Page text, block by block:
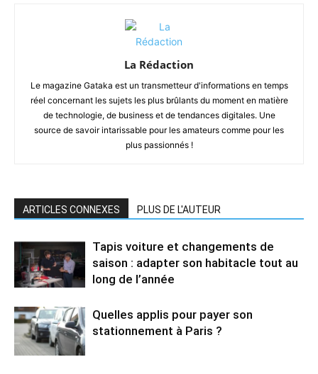
La Rédaction
Le magazine Gataka est un transmetteur d'informations en temps
réel concernant les sujets les plus brûlants du moment en matière
de technologie, de business et de tendances digitales. Une
source de savoir intarissable pour les amateurs comme pour les
plus passionnés !
ARTICLES CONNEXES PLUS DE L'AUTEUR
Tapis voiture et changements de
saison : adapter son habitacle tout au
long de l’année
Quelles applis pour payer son
stationnement à Paris ?